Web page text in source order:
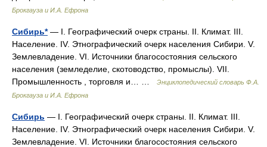
Брокгауза и И.А. Ефрона
Сибирь*— I. Географический очерк страны. II. Климат. III.
Население. IV. Этнографический очерк населения Сибири. V.
Землевладение. VI. Источники благосостояния сельского
населения (земледелие, скотоводство, промыслы). VII.
Промышленность , торговля и… …
Энциклопедический словарь Ф.А.
Брокгауза и И.А. Ефрона
Сибирь — I. Географический очерк страны. II. Климат. III.
Население. IV. Этнографический очерк населения Сибири. V.
Землевладение. VI. Источники благосостояния сельского